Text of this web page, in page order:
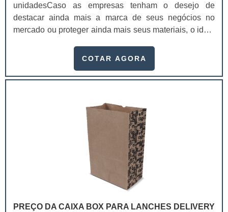
unidadesCaso as empresas tenham o desejo de
destacar ainda mais a marca de seus negócios no
mercado ou proteger ainda mais seus materiais, o ideal
algo importante para manter um bom acondicionamento
atuar como uma propaganda para a empresa, de modo
as vendas. Serviço com ótima classificaçã.
COTAR AGORA
PREÇO DA CAIXA BOX PARA LANCHES DELIVERY